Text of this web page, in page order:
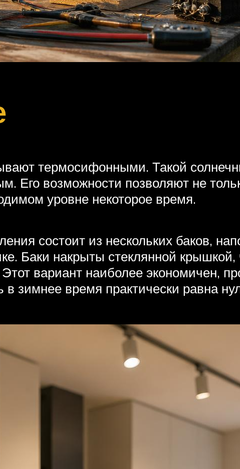
термосифонными. Такой
Его возможности позволяют не
уровне некоторое время.
состоит из нескольких баков,
Баки накрыты стеклянной
вариант наиболее экономичен,
зимнее время практически равна